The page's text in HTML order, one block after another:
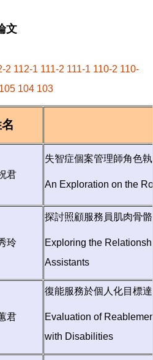
文
2 112-1 111-2 111-1 110-2 110-
105 104 103
君
失智症個案管理師角色
An Exploration on the
玲
探討照顧服務員肌肉骨
Exploring the
Assistants
君
復能服務於個人化目標
Evaluation of
with Disabilities